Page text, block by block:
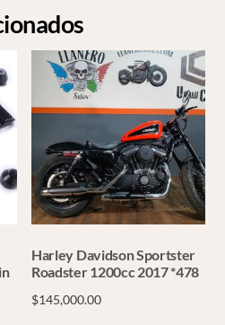
Harley Davidson Sportster
Roadster 1200cc 2017 *478
$145,000.00